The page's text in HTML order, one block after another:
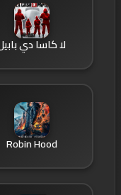
لا كاسا دي
Robin Hood